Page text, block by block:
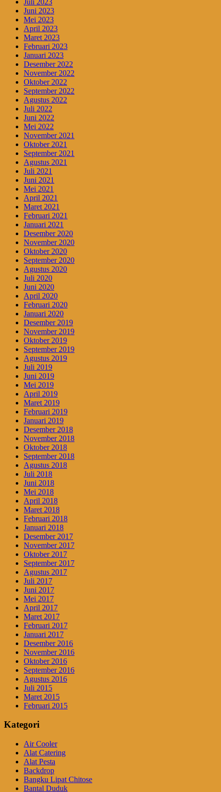
Juni 2023
Mei 2023
April 2023
Maret 2023
Februari 2023
Januari 2023
Desember 2022
November 2022
Oktober 2022
September 2022
Agustus 2022
Juli 2022
Juni 2022
Mei 2022
November 2021
Oktober 2021
September 2021
Agustus 2021
Juli 2021
Juni 2021
Mei 2021
April 2021
Maret 2021
Februari 2021
Januari 2021
Desember 2020
November 2020
Oktober 2020
September 2020
Agustus 2020
Juli 2020
Juni 2020
April 2020
Februari 2020
Januari 2020
Desember 2019
November 2019
Oktober 2019
September 2019
Agustus 2019
Juli 2019
Juni 2019
Mei 2019
April 2019
Maret 2019
Februari 2019
Januari 2019
Desember 2018
November 2018
Oktober 2018
September 2018
Agustus 2018
Juli 2018
Juni 2018
Mei 2018
April 2018
Maret 2018
Februari 2018
Januari 2018
Desember 2017
November 2017
Oktober 2017
September 2017
Agustus 2017
Juli 2017
Juni 2017
Mei 2017
April 2017
Maret 2017
Februari 2017
Januari 2017
Desember 2016
November 2016
Oktober 2016
September 2016
Agustus 2016
Juli 2015
Maret 2015
Februari 2015
Kategori
Air Cooler
Alat Catering
Alat Pesta
Backdrop
Bangku Lipat Chitose
Bantal Duduk